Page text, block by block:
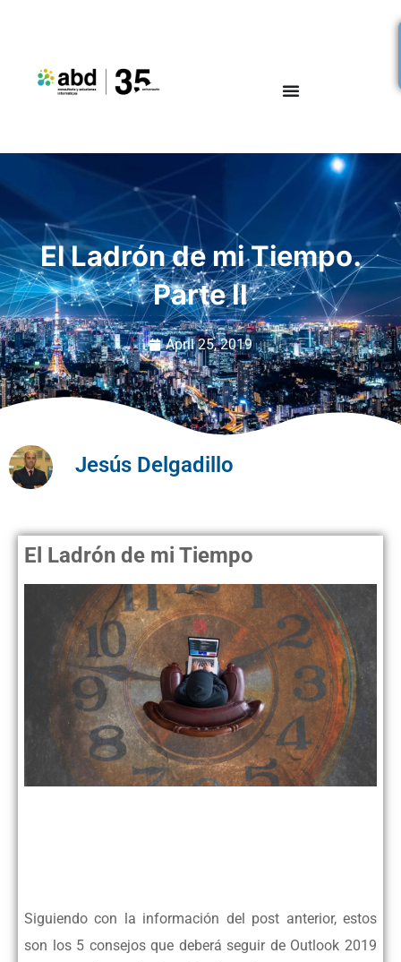
El Ladrón de mi Tiempo.
Parte II
April 25, 2019
Jesús Delgadillo
El Ladrón de mi Tiempo
Siguiendo con la información del post anterior, estos
son los 5 consejos que deberá seguir de Outlook 2019